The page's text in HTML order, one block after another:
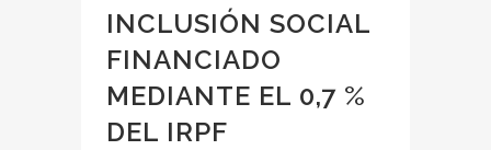
INCLUSIÓN SOCIAL
FINANCIADO
MEDIANTE EL 0,7 %
DEL IRPF